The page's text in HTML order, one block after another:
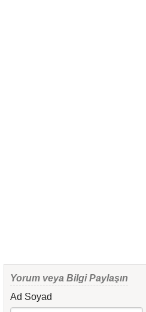
Yorum veya Bilgi Paylaşın
Ad Soyad